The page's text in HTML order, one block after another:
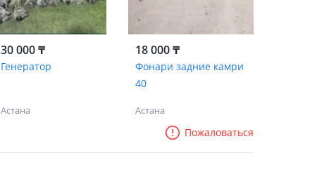
30 000 ₸
Генератор
Астана
18 000 ₸
Фонари задние камри
40
Астана
Пожаловаться